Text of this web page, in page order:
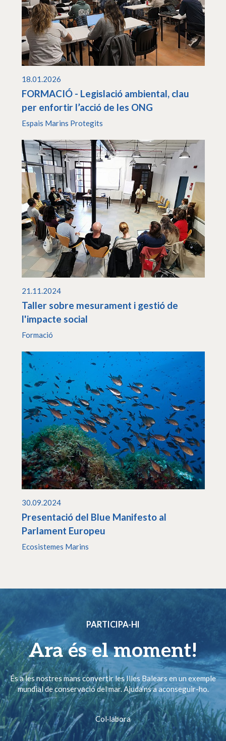
18.01.2026
FORMACIÓ - Legislació ambiental, clau
per enfortir l’acció de les ONG
Espais Marins Protegits
21.11.2024
Taller sobre mesurament i gestió de
l'impacte social
Formació
30.09.2024
Presentació del Blue Manifesto al
Parlament Europeu
Ecosistemes Marins
PARTICIPA-HI
Ara és el moment!
És a les nostres mans convertir les Illes Balears en un exemple
mundial de conservació del mar. Ajuda’ns a aconseguir-ho.
Col·labora